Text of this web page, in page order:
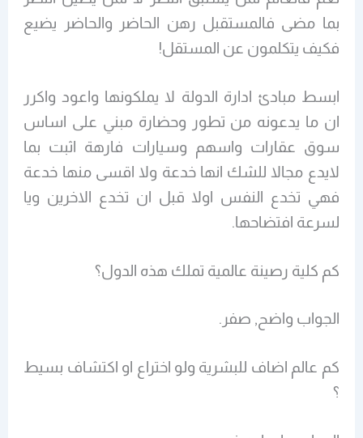
بما مضى فالمستقبل رهن الحاضر والحاضر يضيع
فكيف يتكلمون عن المستقل!
ابسط مبادئ ادارة الدولة لا يملكونها واعود واكرر
ان ما يدعونه من تطور وحضارة مبني على اساس
سوق عقارات واسهم وسيارات فارهة اثبت بما
لايدع مجالا للشك انها خدعة ولا اقسى منها خدعة
فهي تخدع النفس اولا قبل ان تخدع الاخرين ويا
لسرعة افتضاحها.
كم كلية رصينة عالمية تملك هذه الدول؟
الجواب واضح, صفر.
كم عالم اضاف للبشرية ولو اختراع او اكتشاف بسيط
؟